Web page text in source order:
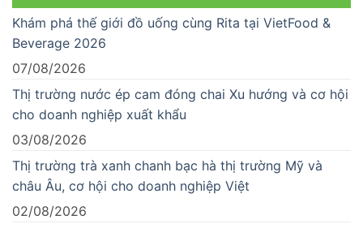
Khám phá thế giới đồ uống cùng Rita tại VietFood &
Beverage 2026
07/08/2026
Thị trường nước ép cam đóng chai Xu hướng và cơ hội
cho doanh nghiệp xuất khẩu
03/08/2026
Thị trường trà xanh chanh bạc hà thị trường Mỹ và
châu Âu, cơ hội cho doanh nghiệp Việt
02/08/2026